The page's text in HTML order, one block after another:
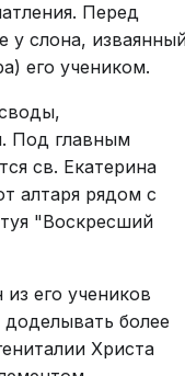
Перед
у слона,
его учеником.
Под главным
св. Екатерина
алтаря рядом с
"Воскресший
его учеников
более
Христа